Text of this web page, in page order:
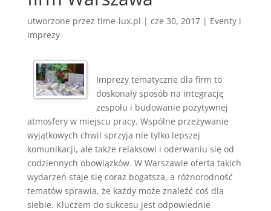
utworzone przez time-lux.pl | cze 30, 2017| Eventy i
imprezy
Imprezy tematyczne dla firm to
doskonały sposób na integrację
zespołu i budowanie pozytywnej
atmosfery w miejscu pracy. Wspólne przeżywanie
wyjątkowych chwil sprzyja nie tylko lepszej
komunikacji, ale także relaksowi i oderwaniu się od
codziennych obowiązków. W Warszawie oferta takich
wydarzeń staje się coraz bogatsza, a różnorodność
tematów sprawia, że każdy może znaleźć coś dla
siebie. Kluczem do sukcesu jest odpowiednie